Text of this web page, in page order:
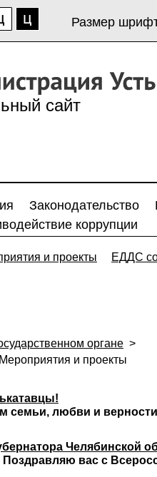
Размер
сайт
Законодательство
коррупции
и проекты ЕДДС
органе >
Мероприятия и проекты
семьи, любви и
Челябинской
вас с